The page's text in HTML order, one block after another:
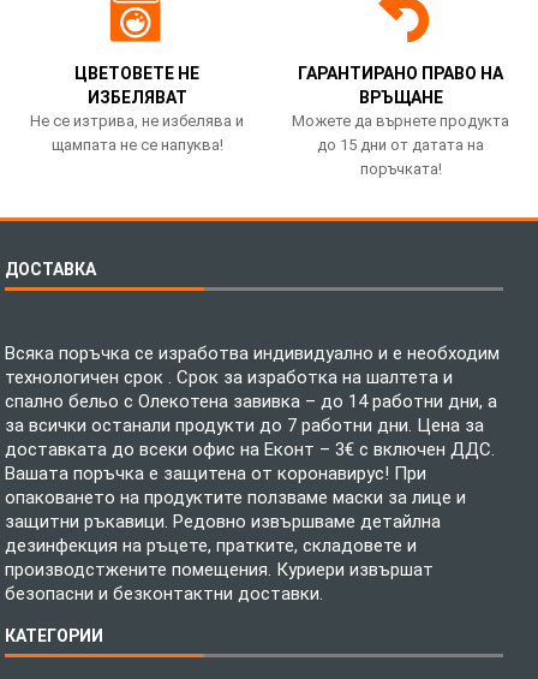
ЦВЕТОВЕТЕ НЕ
ИЗБЕЛЯВАТ
Не се изтрива, не избелява и
щампата не се напуква!
ГАРАНТИРАНО ПРАВО НА
ВРЪЩАНЕ
Можете да върнете продукта
до 15 дни от датата на
поръчката!
ДОСТАВКА
Всяка поръчка се изработва индивидуално и е необходим
технологичен срок . Срок за изработка на шалтета и
спално бельо с Олекотена завивка – до 14 работни дни, а
за всички останали продукти до 7 работни дни. Цена за
доставката до всеки офис на Еконт – 3€ с включен ДДС.
Вашата поръчка е защитена от коронавирус! При
опаковането на продуктите ползваме маски за лице и
защитни ръкавици. Редовно извършваме детайлна
дезинфекция на ръцете, пратките, складовете и
производстжените помещения. Куриери извършат
безопасни и безконтактни доставки.
КАТЕГОРИИ